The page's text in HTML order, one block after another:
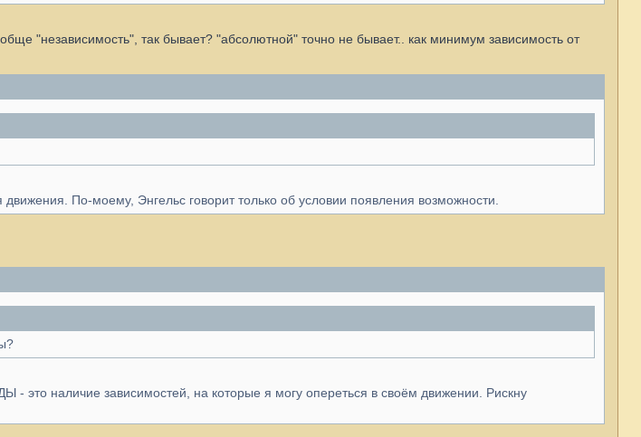
"независимость", так бывает? "абсолютной" точно не бывает.. как минимум зависимость от
По-моему, Энгельс говорит только об условии появления возможности.
наличие зависимостей, на которые я могу опереться в своём движении. Рискну